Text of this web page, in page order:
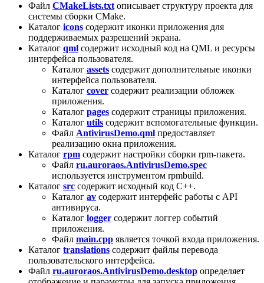
Файл CMakeLists.txt описывает структуру проекта для
системы сборки CMake.
Каталог icons содержит иконки приложения для
поддерживаемых разрешений экрана.
Каталог qml содержит исходный код на QML и ресурсы
интерфейса пользователя.
Каталог assets содержит дополнительные иконки
интерфейса пользователя.
Каталог cover содержит реализации обложек
приложения.
Каталог pages содержит страницы приложения.
Каталог utils содержит вспомогательные функции.
Файл AntivirusDemo.qml предоставляет
реализацию окна приложения.
Каталог rpm содержит настройки сборки rpm-пакета.
Файл ru.auroraos.AntivirusDemo.spec
используется инструментом rpmbuild.
Каталог src содержит исходный код C++.
Каталог av содержит интерфейс работы с API
антивируса.
Каталог logger содержит логгер событий
приложения.
Файл main.cpp является точкой входа приложения.
Каталог translations содержит файлы перевода
пользовательского интерфейса.
Файл ru.auroraos.AntivirusDemo.desktop определяет